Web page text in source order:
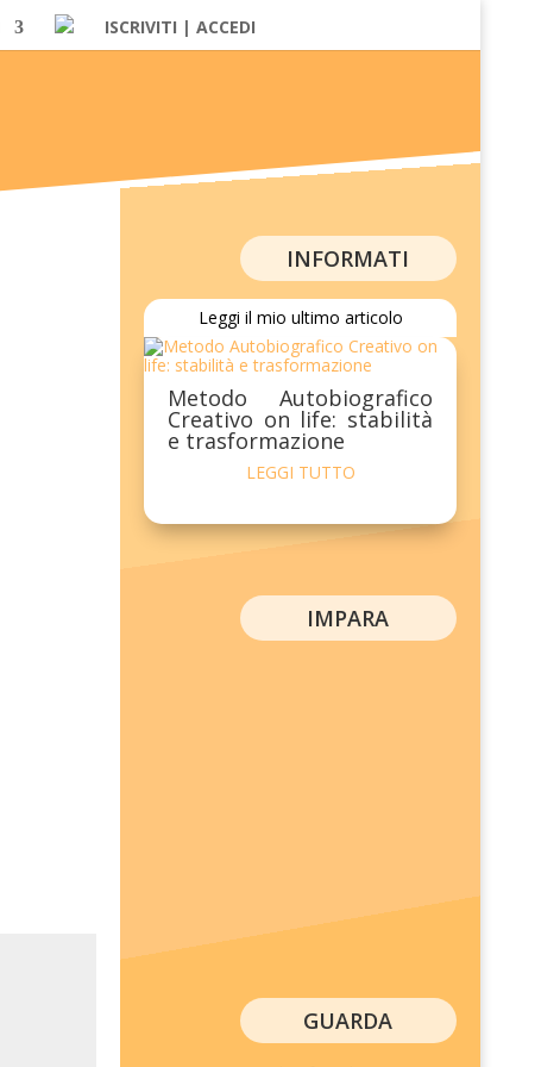
ISCRIVITI | ACCEDI
INFORMATI
Leggi il mio ultimo articolo
Metodo Autobiografico
Creativo on life: stabilità
e trasformazione
LEGGI TUTTO
IMPARA
GUARDA